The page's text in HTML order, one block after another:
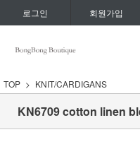
로그인 회원가입
TOP KNIT/CARDIGANS
KN6709 cotton linen